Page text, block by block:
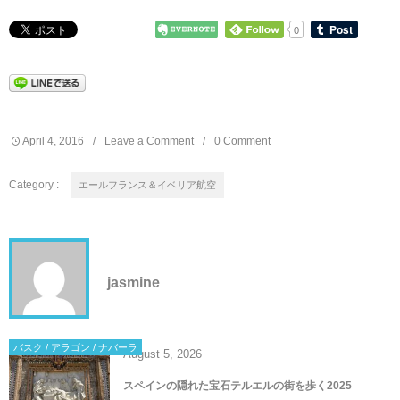
0
April 4 2016 Leave a Comment 0 Comment
Category : エールフランス＆イベリア航空
jasmine
バスク / アラゴン / ナバーラAugust 5 2026
スペインの隠れた宝石テルエルの街を歩く2025